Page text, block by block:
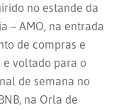
no estande da
– AMO, na entrada
de compras e
e voltado para o
de semana no
na Orla de